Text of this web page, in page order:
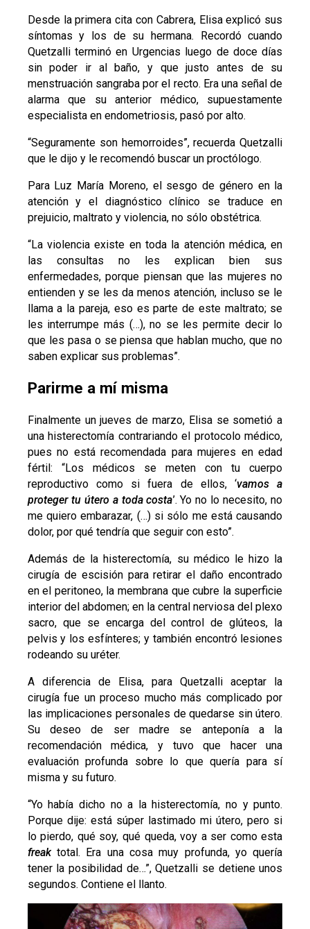
Desde la primera cita con Cabrera, Elisa explicó sus
síntomas y los de su hermana. Recordó cuando
Quetzalli terminó en Urgencias luego de doce días
sin poder ir al baño, y que justo antes de su
menstruación sangraba por el recto. Era una señal de
alarma que su anterior médico, supuestamente
especialista en endometriosis, pasó por alto.
“Seguramente son hemorroides”, recuerda Quetzalli
que le dijo y le recomendó buscar un proctólogo.
Para Luz María Moreno, el sesgo de género en la
atención y el diagnóstico clínico se traduce en
prejuicio, maltrato y violencia, no sólo obstétrica.
“La violencia existe en toda la atención médica, en
las consultas no les explican bien sus
enfermedades, porque piensan que las mujeres no
entienden y se les da menos atención, incluso se le
llama a la pareja, eso es parte de este maltrato; se
les interrumpe más (…), no se les permite decir lo
que les pasa o se piensa que hablan mucho, que no
saben explicar sus problemas”.
Parirme a mí misma
Finalmente un jueves de marzo, Elisa se sometió a
una histerectomía contrariando el protocolo médico,
pues no está recomendada para mujeres en edad
fértil: “Los médicos se meten con tu cuerpo
reproductivo como si fuera de ellos, ‘vamos a
proteger tu útero a toda costa’. Yo no lo necesito, no
me quiero embarazar, (…) si sólo me está causando
dolor, por qué tendría que seguir con esto”.
Además de la histerectomía, su médico le hizo la
cirugía de escisión para retirar el daño encontrado
en el peritoneo, la membrana que cubre la superficie
interior del abdomen; en la central nerviosa del plexo
sacro, que se encarga del control de glúteos, la
pelvis y los esfínteres; y también encontró lesiones
rodeando su uréter.
A diferencia de Elisa, para Quetzalli aceptar la
cirugía fue un proceso mucho más complicado por
las implicaciones personales de quedarse sin útero.
Su deseo de ser madre se anteponía a la
recomendación médica, y tuvo que hacer una
evaluación profunda sobre lo que quería para sí
misma y su futuro.
“Yo había dicho no a la histerectomía, no y punto.
Porque dije: está súper lastimado mi útero, pero si
lo pierdo, qué soy, qué queda, voy a ser como esta
freaktotal. Era una cosa muy profunda, yo quería
tener la posibilidad de…”, Quetzalli se detiene unos
segundos. Contiene el llanto.